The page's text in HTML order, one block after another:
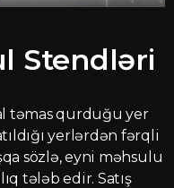
Stendləri
təmas qurduğu yer
yerlərdən fərqli
sözlə, eyni məhsulu
tələb edir. Satış